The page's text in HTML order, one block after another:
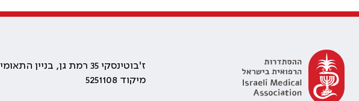
ז'בוטינסקי 35 רמת גן, בניין התאומים 2
מיקוד 5251108